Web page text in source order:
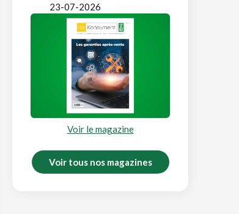
23-07-2026
Voir le magazine
Voir tous nos magazines